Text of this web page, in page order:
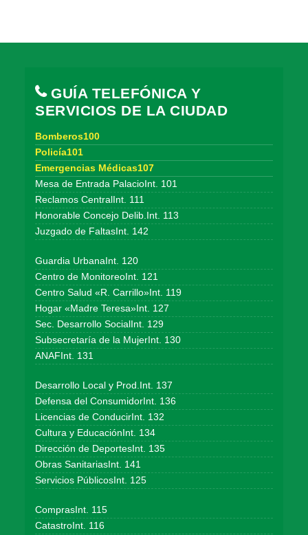
GUÍA TELEFÓNICA Y
SERVICIOS DE LA CIUDAD
Bomberos100
Policía101
Emergencias Médicas107
Mesa de Entrada PalacioInt. 101
Reclamos CentralInt. 111
Honorable Concejo Delib.Int. 113
Juzgado de FaltasInt. 142
Guardia UrbanaInt. 120
Centro de MonitoreoInt. 121
Centro Salud «R. Carrillo»Int. 119
Hogar «Madre Teresa»Int. 127
Sec. Desarrollo SocialInt. 129
Subsecretaría de la MujerInt. 130
ANAFInt. 131
Desarrollo Local y Prod.Int. 137
Defensa del ConsumidorInt. 136
Licencias de ConducirInt. 132
Cultura y EducaciónInt. 134
Dirección de DeportesInt. 135
Obras SanitariasInt. 141
Servicios PúblicosInt. 125
ComprasInt. 115
CatastroInt. 116